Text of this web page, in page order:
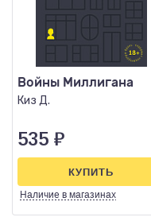
Войны Миллигана
Киз Д.
535 ₽
Наличие в магазинах
КУПИТЬ